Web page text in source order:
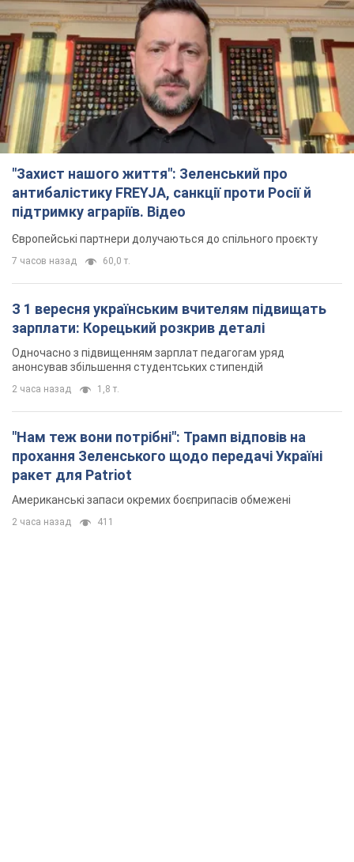
"Захист нашого життя": Зеленський про
антибалістику FREYJA, санкції проти Росії й
підтримку аграріїв. Відео
Європейські партнери долучаються до спільного проєкту
7 часов назад 60,0 т.
З 1 вересня українським вчителям підвищать
зарплати: Корецький розкрив деталі
Одночасно з підвищенням зарплат педагогам уряд
анонсував збільшення студентських стипендій
2 часа назад 1,8 т.
"Нам теж вони потрібні": Трамп відповів на
прохання Зеленського щодо передачі Україні
ракет для Patriot
Американські запаси окремих боєприпасів обмежені
2 часа назад 411